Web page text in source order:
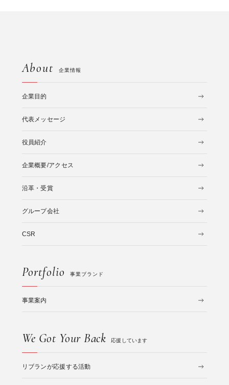
About 企業情報
企業目的
代表メッセージ
役員紹介
企業概要/アクセス
沿革・受賞
グループ会社
CSR
Portfolio 事業ブランド
事業案内
We Got Your Back 応援しています
リブランが応援する活動